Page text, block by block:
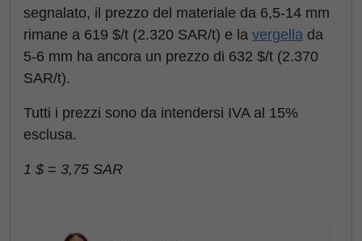
segnalato, il prezzo del materiale da 6,5-14 mm
rimane a 619 $/t (2.320 SAR/t) e la vergella da
5-6 mm ha ancora un prezzo di 632 $/t (2.370
SAR/t).
Tutti i prezzi sono da intendersi IVA al 15%
esclusa.
1 $ = 3,75 SAR